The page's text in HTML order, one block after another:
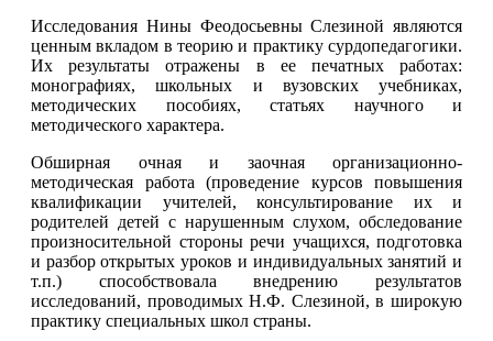
Исследования Нины Феодосьевны Слезиной являются
ценным вкладом в теорию и практику сурдопедагогики.
Их результаты отражены в ее печатных работах:
монографиях, школьных и вузовских учебниках,
методических пособиях, статьях научного и
методического характера.
Обширная очная и заочная организационно-
методическая работа (проведение курсов повышения
квалификации учителей, консультирование их и
родителей детей с нарушенным слухом, обследование
произносительной стороны речи учащихся, подготовка
и разбор открытых уроков и индивидуальных занятий и
т.п.) способствовала внедрению результатов
исследований, проводимых Н.Ф. Слезиной, в широкую
практику специальных школ страны.